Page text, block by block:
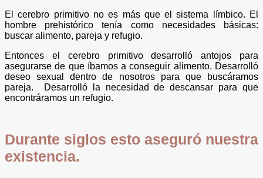
El cerebro primitivo no es más que el sistema límbico. El
hombre prehistórico tenía como necesidades básicas:
buscar alimento, pareja y refugio.
Entonces el cerebro primitivo desarrolló antojos para
asegurarse de que íbamos a conseguir alimento. Desarrolló
deseo sexual dentro de nosotros para que buscáramos
pareja. Desarrolló la necesidad de descansar para que
encontráramos un refugio.
Durante siglos esto aseguró nuestra
existencia.